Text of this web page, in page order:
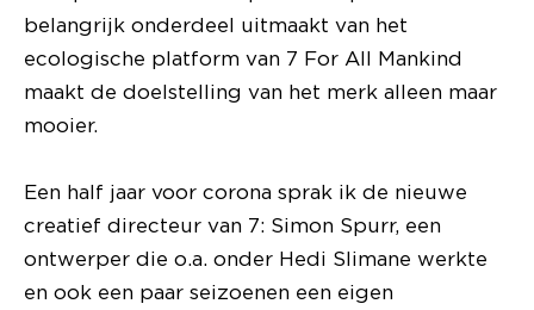
belangrijk onderdeel uitmaakt van het
ecologische platform van 7 For All Mankind
maakt de doelstelling van het merk alleen maar
mooier.
Een half jaar voor corona sprak ik de nieuwe
creatief directeur van 7: Simon Spurr, een
ontwerper die o.a. onder Hedi Slimane werkte
en ook een paar seizoenen een eigen